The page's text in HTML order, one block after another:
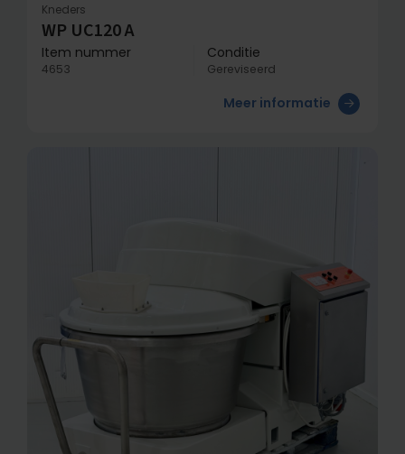
Kneders
WP UC120 A
Item nummer
4653
Conditie
Gereviseerd
Meer informatie